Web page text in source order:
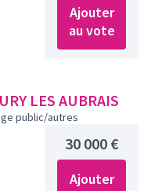
Ajouter
au vote
LES AUBRAIS
public/autres
30 000 €
Ajouter